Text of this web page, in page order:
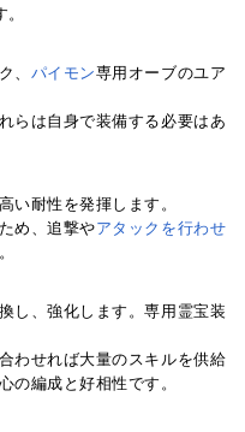
、 パイモン専用オーブのユア
らは自身で装備する必要はあ
い耐性を発揮します。
め、追撃やアタックを行わせ
し、強化します。専用霊宝装
わせれば大量のスキルを供給
の編成と好相性です。